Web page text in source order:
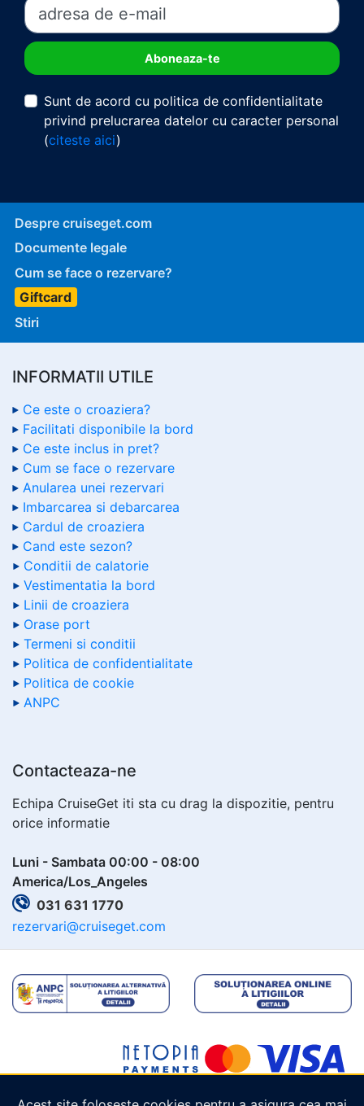
Sunt de acord cu politica de confidentialitate
privind prelucrarea datelor cu caracter personal
(citeste aici)
Despre cruiseget.com
Documente legale
Cum se face o rezervare?
Giftcard
Stiri
INFORMATII UTILE
Ce este o croaziera?
Facilitati disponibile la bord
Ce este inclus in pret?
Cum se face o rezervare
Anularea unei rezervari
Imbarcarea si debarcarea
Cardul de croaziera
Cand este sezon?
Conditii de calatorie
Vestimentatia la bord
Linii de croaziera
Orase port
Termeni si conditii
Politica de confidentialitate
Politica de cookie
ANPC
Contacteaza-ne
Echipa CruiseGet iti sta cu drag la dispozitie, pentru
orice informatie
Luni - Sambata 00:00 - 08:00
America/Los_Angeles
031 631 1770
rezervari@cruiseget.com